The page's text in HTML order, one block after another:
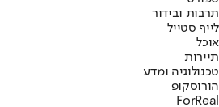
תרבות ובידור
לייף סטייל
אוכל
תיירות
טכנולוגיה ומדע
הורוסקופ
ForReal